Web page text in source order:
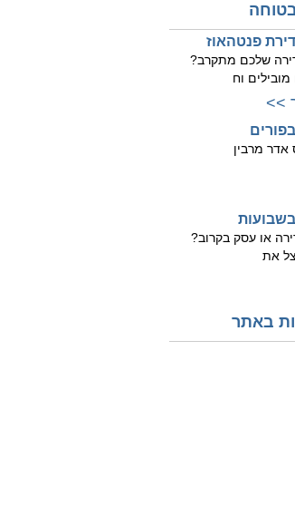
פנטהאוז
שלכם מתקרב?
וח
>>
אדר מרבין
או עסק בקרוב?
את
באתר